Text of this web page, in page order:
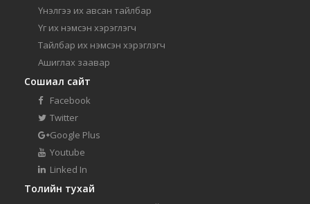
Үнэлгээ их авсан тайлбар
Үг их нэмсэн хэрэглэгч
Тайлбар их нэмсэн хэрэглэгч
Ашиглах заавар
Сошиал сайт
Facebook
Twitter
Google Plus
Youtube
Linked In
Толийн тухай